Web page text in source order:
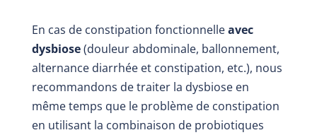
En cas de constipation fonctionnelleavec
dysbiose(douleur abdominale, ballonnement,
alternance diarrhée et constipation, etc.), nous
recommandons de traiter la dysbiose en
même temps que le problème de constipation
en utilisant la combinaison de probiotiques